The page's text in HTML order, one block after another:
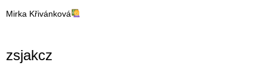
Mirka Křivánková
zsjakcz